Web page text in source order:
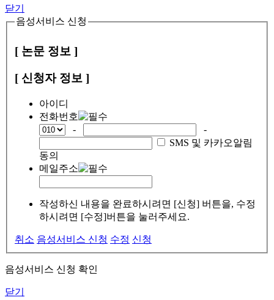
닫기
음성서비스 신청
[ 논문 정보 ]
[ 신청자 정보 ]
아이디
전화번호
-
-
SMS 및 카카오알림
동의
메일주소
작성하신 내용을 완료하시려면 [신청] 버튼을, 수정
하시려면 [수정]버튼을 눌러주세요.
취소 음성서비스 신청 수정 신청
음성서비스 신청 확인
닫기